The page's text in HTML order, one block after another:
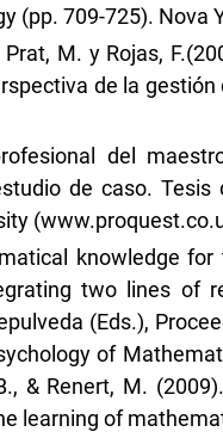
(pp. 709-725). Nova
M. y Rojas,
de la gestión
del
de caso. Tesis
knowledge
two lines of
(Eds.),
of
& Renert, M.
learning of